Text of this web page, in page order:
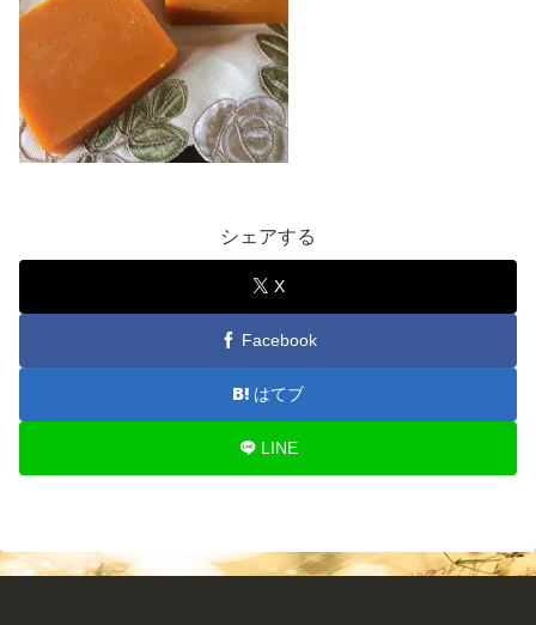
シェアする
X
Facebook
はてブ
LINE